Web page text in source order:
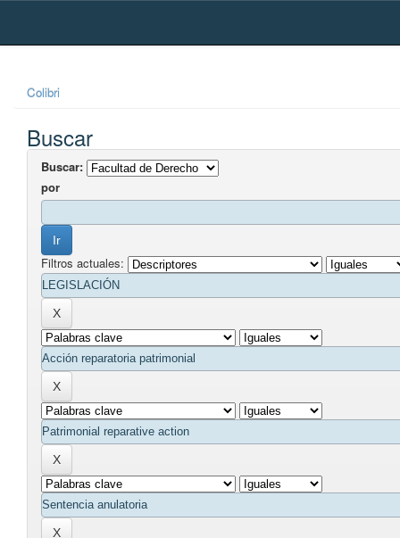
Skip
Colibri
Buscar
Buscar:
por
Filtros actuales: